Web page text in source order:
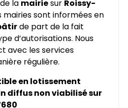
la mairiesur Roissy-
mairies sont informées en
de part de la fait
d’autorisations. Nous
avec les services
régulière.
en lotissement
diffus non viabilisé sur